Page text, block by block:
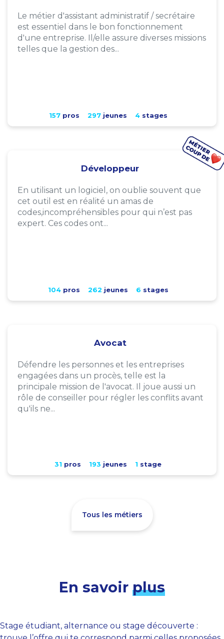
Le métier d'assistant administratif / secrétaire
est essentiel dans le bon fonctionnement
d'une entreprise. Il/elle assure diverses missions
telles que la gestion des...
157pros 297jeunes 4stages
Développeur
En utilisant un logiciel, on oublie souvent que
cet outil est en réalité un amas de
codes,incompréhensibles pour qui n’est pas
expert. Ces codes ont...
104pros 262 jeunes 6 stages
Avocat
Défendre les personnes et les entreprises
engagées dans un procès, telle est la
principale mission de l'avocat. Il joue aussi un
rôle de conseiller pour régler les conflits avant
qu'ils ne...
31 pros 193 jeunes 1 stage
Tous les métiers
En savoir plus
Stage étudiant, alternance ou stage découverte :